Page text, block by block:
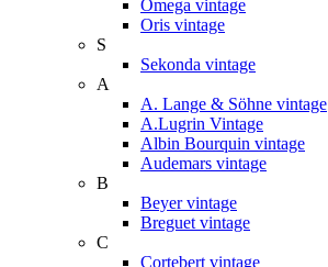
Omega vintage
Oris vintage
S
Sekonda vintage
A
A. Lange & Söhne vintage
A.Lugrin Vintage
Albin Bourquin vintage
Audemars vintage
B
Beyer vintage
Breguet vintage
C
Cortebert vintage